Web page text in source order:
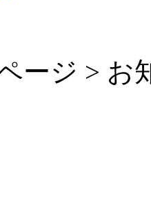
ージ > お